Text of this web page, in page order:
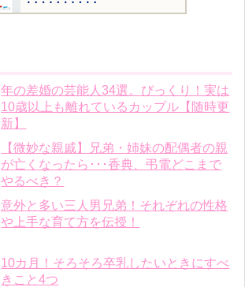
年の差婚の芸能人34選。びっくり！実は
10歳以上も離れているカップル【随時更
新】
【微妙な親戚】兄弟・姉妹の配偶者の親
が亡くなったら･･･香典、弔電どこまで
やるべき？
意外と多い三人男兄弟！それぞれの性格
や上手な育て方を伝授！
10カ月！そろそろ卒乳したいときにすべ
きこと4つ